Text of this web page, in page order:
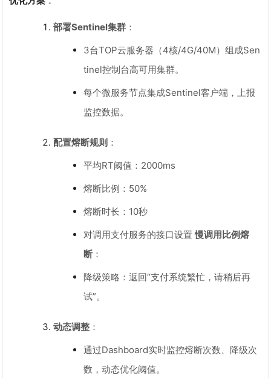
部署Sentinel集群：
3台TOP云服务器（4核/4G/40M）组成Sen
tinel控制台高可用集群。
每个微服务节点集成Sentinel客户端，上报
监控数据。
配置熔断规则：
平均RT阈值：2000ms
熔断比例：50%
熔断时长：10秒
对调用支付服务的接口设置慢调用比例熔
断：
降级策略：返回“支付系统繁忙，请稍后再
试”。
动态调整：
通过Dashboard实时监控熔断次数、降级次
数，动态优化阈值。